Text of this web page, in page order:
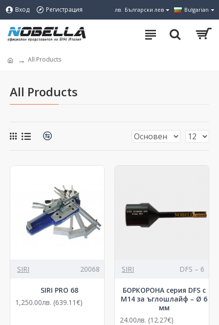
Вход Регистрация лв. Български лев Bulgarian
All Products
All Products
SIRI 20068
SIRI PRO 68
1,250.00лв. (639.11€)
SIRI DFS – 6
БОРКОРОНА серия DFS с
М14 за ъглошлайф – Ø 6
мм
24.00лв. (12.27€)